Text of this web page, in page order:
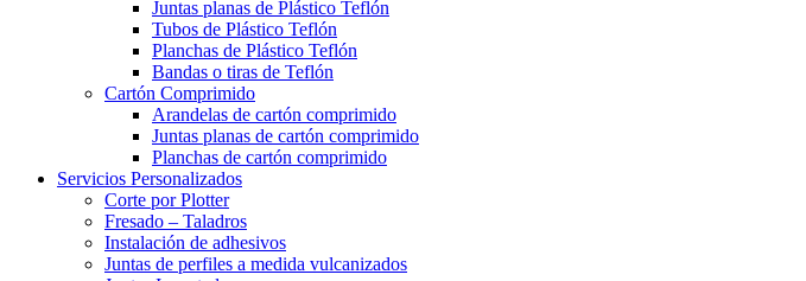
Juntas planas de Plástico Teflón
Tubos de Plástico Teflón
Planchas de Plástico Teflón
Bandas o tiras de Teflón
Cartón Comprimido
Arandelas de cartón comprimido
Juntas planas de cartón comprimido
Planchas de cartón comprimido
Servicios Personalizados
Corte por Plotter
Fresado – Taladros
Instalación de adhesivos
Juntas de perfiles a medida vulcanizados